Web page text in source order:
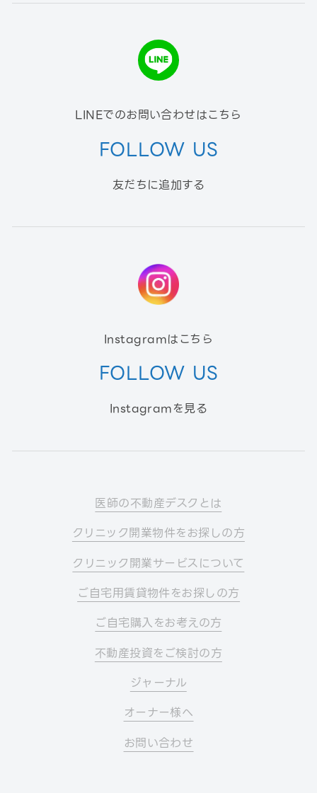
LINEでのお問い合わせはこちら
FOLLOW US
友だちに追加する
Instagramはこちら
FOLLOW US
Instagramを見る
医師の不動産デスクとは
クリニック開業物件をお探しの方
クリニック開業サービスについて
ご自宅用賃貸物件をお探しの方
ご自宅購入をお考えの方
不動産投資をご検討の方
ジャーナル
オーナー様へ
お問い合わせ